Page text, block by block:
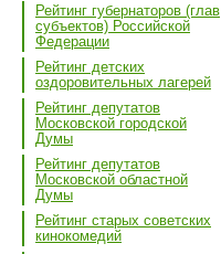
Рейтинг губернаторов (глав
субъектов) Российской
Федерации
Рейтинг детских
оздоровительных лагерей
Рейтинг депутатов
Московской городской
Думы
Рейтинг депутатов
Московской областной
Думы
Рейтинг старых советских
кинокомедий